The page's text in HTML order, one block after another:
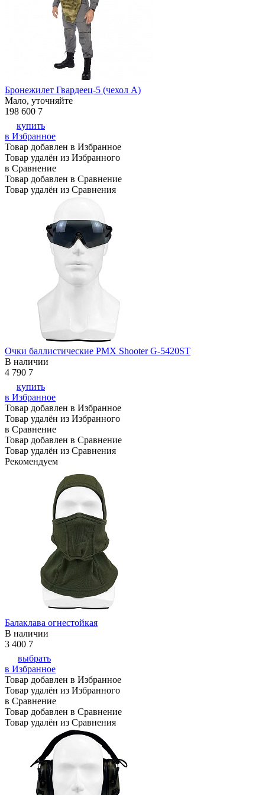
Бронежилет Гвардеец-5 (чехол А)
Мало, уточняйте
198 600 7
купить
в Избранное
Товар добавлен в Избранное
Товар удалён из Избранного
в Сравнение
Товар добавлен в Сравнение
Товар удалён из Сравнения
Очки баллистические PMX Shooter G-5420ST
В наличии
4 790 7
купить
в Избранное
Товар добавлен в Избранное
Товар удалён из Избранного
в Сравнение
Товар добавлен в Сравнение
Товар удалён из Сравнения
Рекомендуем
Балаклава огнестойкая
В наличии
3 400 7
выбрать
в Избранное
Товар добавлен в Избранное
Товар удалён из Избранного
в Сравнение
Товар добавлен в Сравнение
Товар удалён из Сравнения